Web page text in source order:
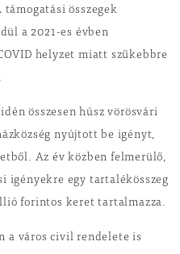
összegek
a 2021-es évben
helyzet miatt szűkebbre
összesen húsz vörösvári
nyújtott be igényt,
Az év közben felmerülő,
igényekre egy tartalékösszeg
forintos keret tartalmazza.
a város civil rendelete is